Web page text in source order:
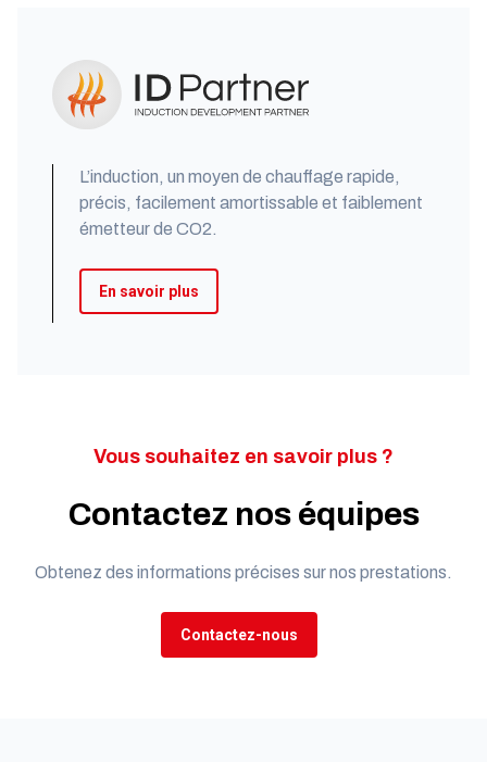
L’induction, un moyen de chauffage rapide,
précis, facilement amortissable et faiblement
émetteur de CO2.
En savoir plus
Vous souhaitez en savoir plus ?
Contactez nos équipes
Obtenez des informations précises sur nos prestations.
Contactez-nous